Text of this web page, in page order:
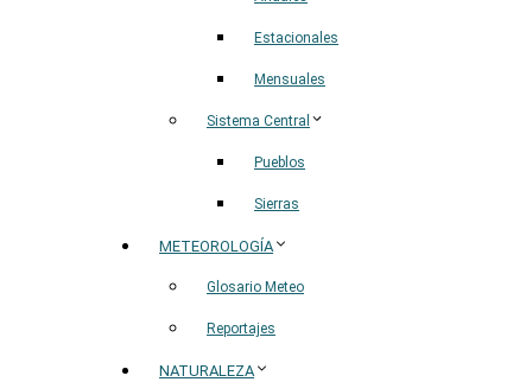
Estacionales
Mensuales
Sistema Central
Pueblos
Sierras
METEOROLOGÍA
Glosario Meteo
Reportajes
NATURALEZA